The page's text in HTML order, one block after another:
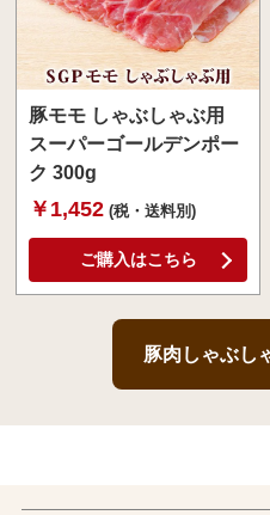
豚モモ しゃぶしゃぶ用
スーパーゴールデンポー
ク 300g
￥1,452 (税・送料別)
ご購入はこちら
豚肉しゃぶ